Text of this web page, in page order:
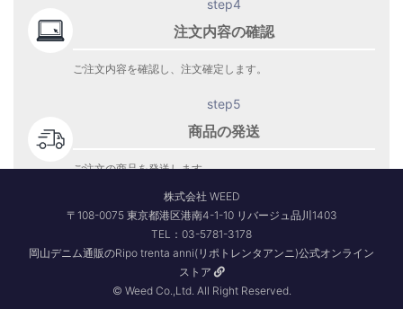
step4
注文内容の確認
ご注文内容を確認し、注文確定します。
step5
商品の発送
ご注文の商品を発送します。
株式会社 WEED
〒108-0075 東京都港区港南4-1-10 リバージュ品川1403
TEL：03-5781-3178
岡山デニム通販のRipo trenta anni(リポトレンタアンニ)公式オンライン
ストア
© Weed Co.,Ltd. All Right Reserved.